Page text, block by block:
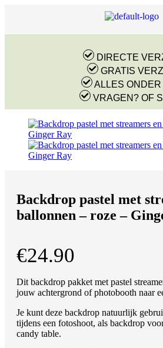
DIRECTE
GRATIS
ALLES
VRAGEN? OF
Backdrop pastel met
ballonnen – roze –
€24.90
Dit backdrop pakket met pastel
jouw achtergrond of photobooth naar
Je kunt deze backdrop natuurlijk
tijdens een fotoshoot, als backdrop
candy table.